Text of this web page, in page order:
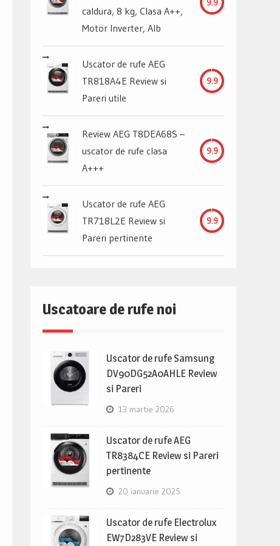
caldura, 8 kg, Clasa A++,
Motor Inverter, Alb
9.9
Uscator de rufe AEG
TR818A4E Review si
Pareri utile
9.9
Review AEG T8DEA68S –
uscator de rufe clasa
A+++
9.9
Uscator de rufe AEG
TR718L2E Review si
Pareri pertinente
9.9
Uscatoare de rufe noi
Uscator de rufe Samsung
DV90DG52A0AHLE Review
si Pareri
13 martie 2026
Uscator de rufe AEG
TR8384CE Review si Pareri
pertinente
20 ianuarie 2025
Uscator de rufe Electrolux
EW7D283VE Review si